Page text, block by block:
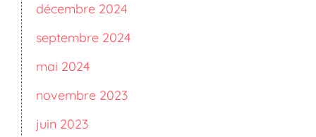
décembre 2024
septembre 2024
mai 2024
novembre 2023
juin 2023